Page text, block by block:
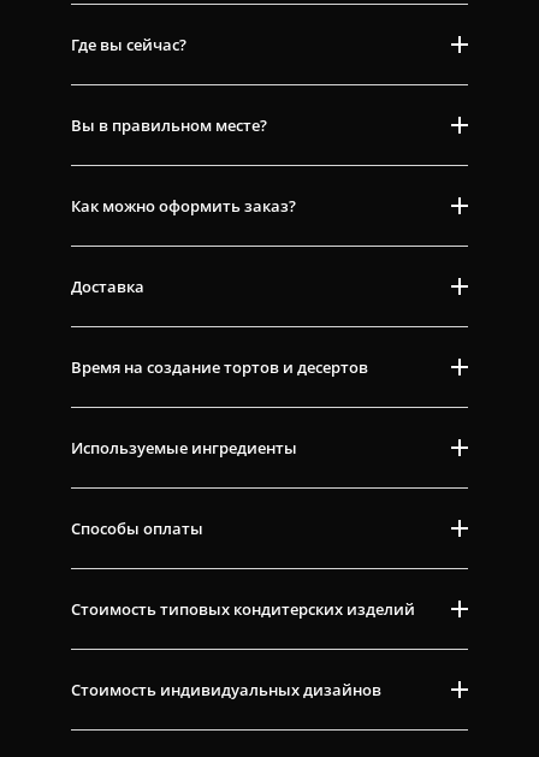
Где вы сейчас?
Вы в правильном месте?
Как можно оформить заказ?
Доставка
Время на создание тортов и десертов
Используемые ингредиенты
Способы оплаты
Стоимость типовых кондитерских изделий
Стоимость индивидуальных дизайнов